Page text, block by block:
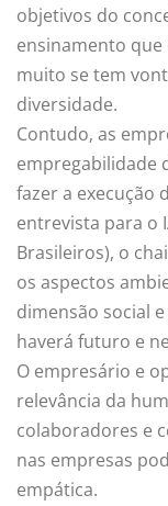
objetivos do
ensinamento que
muito se tem
diversidade.
Contudo, as
empregabilidade
fazer a execução
entrevista para o
Brasileiros), o
os aspectos
dimensão social
haverá futuro e
O empresário e
relevância da
colaboradores e
nas empresas
empática.